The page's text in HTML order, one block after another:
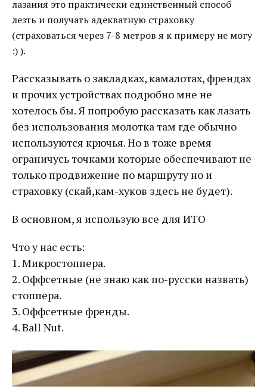
лазания это практически единственный способ
лезть и получать адекватную страховку
(страховаться через 7-8 метров я к примеру не могу
:) ).
Рассказывать о закладках, камалотах, френдах
и прочих устройствах подробно мне не
хотелось бы. Я попробую рассказать как лазать
без использования молотка там где обычно
используются крючья. Но в тоже время
ограничусь точками которые обеспечивают не
только продвижение по маршруту но и
страховку (скай,кам-хуков здесь не будет).
В основном, я использую все для ИТО
Что у нас есть:
1. Микростоппера.
2. Оффсетные (не знаю как по-русски назвать)
стоппера.
3. Оффсетные френды.
4. Ball Nut.